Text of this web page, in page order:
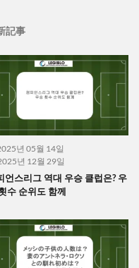
記事
년 05월 14일
년 12월 29일
언스리그 역대 우승 클럽은? 우
수 순위도 함께